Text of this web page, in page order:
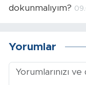
dokunmalıyım?
Yorumlar